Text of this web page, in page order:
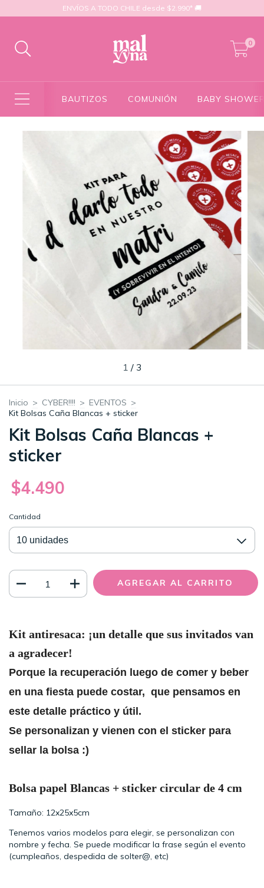
ENVÍOS A TODO CHILE desde $2.990* 🚚
0
BAUTIZOS COMUNIÓN BABY
1 / 3
Inicio > CYBER!!!! > EVENTOS >
Kit Bolsas Caña Blancas + sticker
Kit Bolsas Caña Blancas +
sticker
$4.490
Cantidad
Kit antiresaca: ¡un detalle que sus invitados van
a agradecer!
Porque la recuperación luego de comer y beber
en una fiesta puede costar, que pensamos en
este detalle práctico y útil.
Se personalizan y vienen con el sticker para
sellar la bolsa :)
Bolsa papel Blancas + sticker circular de 4 cm
Tamaño: 12x25x5cm
Tenemos varios modelos para elegir, se personalizan con
nombre y fecha. Se puede modificar la frase según el evento
(cumpleaños, despedida de solter@, etc)